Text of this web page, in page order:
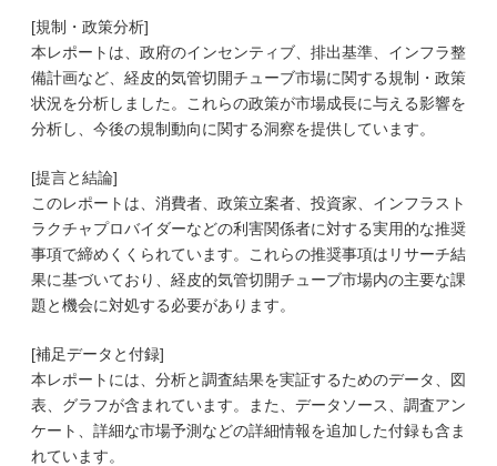
[規制・政策分析]
本レポートは、政府のインセンティブ、排出基準、インフラ整
備計画など、経皮的気管切開チューブ市場に関する規制・政策
状況を分析しました。これらの政策が市場成長に与える影響を
分析し、今後の規制動向に関する洞察を提供しています。
[提言と結論]
このレポートは、消費者、政策立案者、投資家、インフラスト
ラクチャプロバイダーなどの利害関係者に対する実用的な推奨
事項で締めくくられています。これらの推奨事項はリサーチ結
果に基づいており、経皮的気管切開チューブ市場内の主要な課
題と機会に対処する必要があります。
[補足データと付録]
本レポートには、分析と調査結果を実証するためのデータ、図
表、グラフが含まれています。また、データソース、調査アン
ケート、詳細な市場予測などの詳細情報を追加した付録も含ま
れています。